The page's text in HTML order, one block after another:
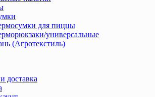
для пиццы
универсальные
(Агротекстиль)
доставка